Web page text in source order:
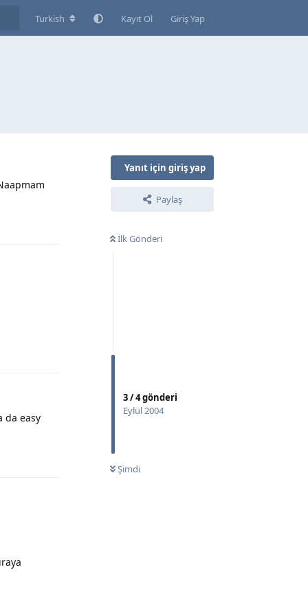
Turkish Kayıt Ol Giriş Yap
Yanıt için giriş yap
Paylaş
İlk Gönderi
3/4gönderi
Eylül 2004
Şimdi
da easy